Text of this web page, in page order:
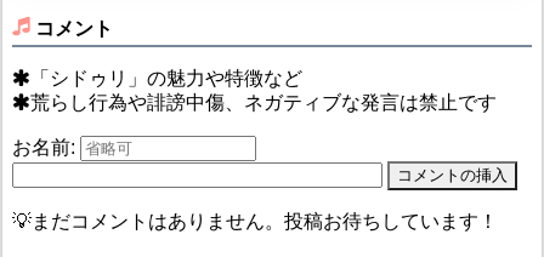
コメント
「シドゥリ」の魅力や特徴など
荒らし行為や誹謗中傷、ネガティブな発言は禁止です
お名前:
💡まだコメントはありません。投稿お待ちしています！